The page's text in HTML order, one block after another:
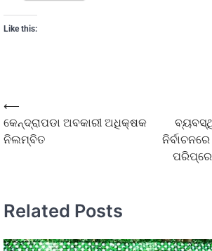
Like this:
⟵
କେନ୍ଦ୍ରାପଡା ଅବକାରୀ ଅଧିକ୍ଷକ
ନିଲମ୍ବିତ
Related Posts